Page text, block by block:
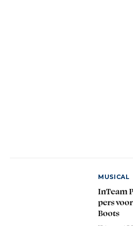
MUSICAL
InTeam
pers
Boots